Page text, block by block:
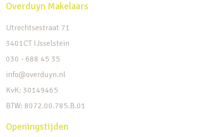
Overduyn Makelaars
Utrechtsestraat 71
3401CT IJsselstein
030 - 688 45 35
info@overduyn.nl
KvK: 30149465
BTW: 8072.00.785.B.01
Openingstijden